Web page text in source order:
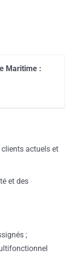
Maritime :
actuels et
et des
;